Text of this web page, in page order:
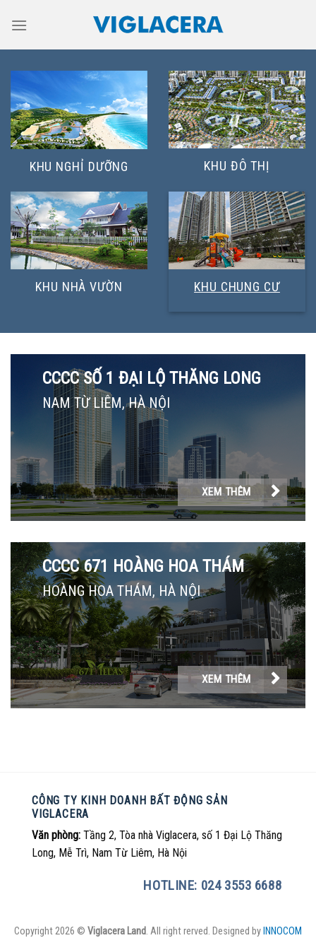
KHU NGHỈ DƯỠNG KHU ĐÔ THỊ
KHU NHÀ VƯỜN KHU CHUNG CƯ
CCCC SỐ 1 ĐẠI LỘ THĂNG LONG
NAM TỪ LIÊM, HÀ NỘI
XEM THÊM
CCCC 671 HOÀNG HOA THÁM
HOÀNG HOA THÁM, HÀ NỘI
XEM THÊM
CÔNG TY KINH DOANH BẤT ĐỘNG SẢN
VIGLACERA
Văn phòng: Tầng 2, Tòa nhà Viglacera, số 1 Đại Lộ Thăng
Long, Mễ Trì, Nam Từ Liêm, Hà Nội
HOTLINE: 024 3553 6688
Copyright 2026 © Viglacera Land. All right rerved. Designed by INNOCOM